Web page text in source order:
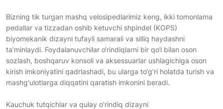
Bizning tik turgan mashq velosipedlarimiz keng, ikki tomonlama
pedallar va tizzadan oshib ketuvchi shpindel (KOPS)
biyomekanik dizayni tufayli samarali va silliq haydashni
ta’minlaydi. Foydalanuvchilar o‘rindiqlarni bir qo‘l bilan oson
sozlash, boshqaruv konsoli va aksessuarlar ushlagichiga oson
kirish imkoniyatini qadrlashadi, bu ularga to‘g‘ri holatda turish va
mashg‘ulotlarga diqqatini qaratish imkonini beradi.
Kauchuk tutqichlar va qulay o’rindiq dizayni